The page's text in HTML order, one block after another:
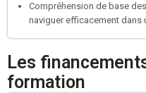
Compréhension de base
naviguer efficacement dans
Les
formation